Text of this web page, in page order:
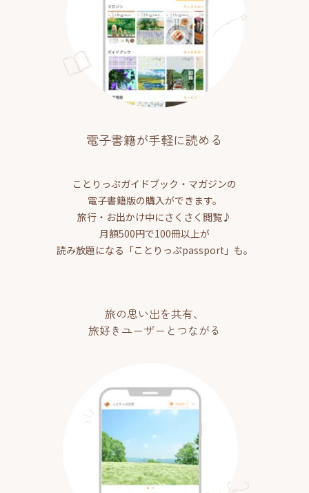
電子書籍が手軽に読める
ことりっぷガイドブック・マガジンの
電子書籍版の購入ができます。
旅行・お出かけ中にさくさく閲覧♪
月額500円で100冊以上が
読み放題になる「ことりっぷpassport」も。
旅の思い出を共有、
旅好きユーザーとつながる